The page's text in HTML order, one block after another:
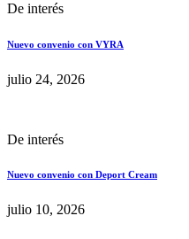
De interés
Nuevo convenio con VYRA
julio 24, 2026
De interés
Nuevo convenio con Deport Cream
julio 10, 2026